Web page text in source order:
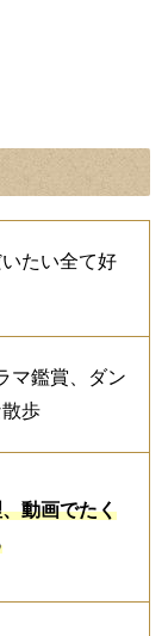
たい全て好
マ鑑賞、ダン
歩
動画でたく